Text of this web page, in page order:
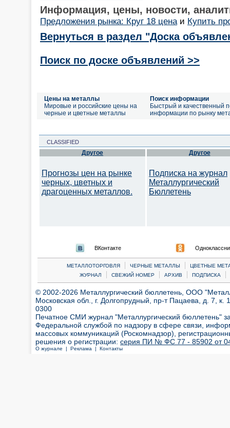
Информация, цены, новости,
Предложения рынка: Круг 18 цена и Купить
Вернуться в раздел "Доска
Поиск по доске объявлений >>
Цены на металлы
Мировые и российские цены на
черные и цветные металлы
Поиск информации
Быстрый и качественный
информации по рынку
CLASSIFIED
Другое
Прогнозы цен на рынке
черных, цветных и
драгоценных металлов.
Другое
Подписка на журнал
Металлургический
Бюллетень
ВКонтакте
МЕТАЛЛОТОРГОВЛЯ | ЧЕРНЫЕ МЕТАЛЛЫ |
ЦВЕТНЫЕ
ЖУРНАЛ
| СВЕЖИЙ НОМЕР | АРХИВ | ПОДПИСКА |
© 2002-2026 Металлургический бюллетень, ООО
Московская обл., г. Долгопрудный, пр-т Пацаева, д. 7,
0300
Печатное СМИ журнал "Металлургический бюллетень"
Федеральной службой по надзору в сфере связи,
массовых коммуникаций (Роскомнадзор),
решения о регистрации: серия ПИ № ФС 77 - 85902 от 04
О журнале | Реклама | Контакты